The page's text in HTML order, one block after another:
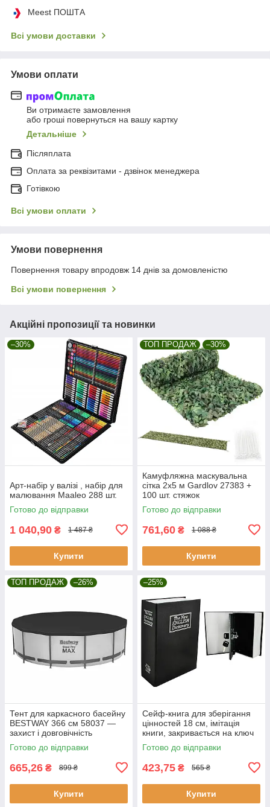
Meest ПОШТА
Всі умови доставки
Умови оплати
Ви отримаєте замовлення
або гроші повернуться на вашу картку
Детальніше
Післяплата
Оплата за реквізитами - дзвінок менеджера
Готівкою
Всі умови оплати
Умови повернення
Повернення товару впродовж 14 днів за домовленістю
Всі умови повернення
Акційні пропозиції та новинки
–30%
Арт-набір у валізі , набір для
малювання Maaleo 288 шт.
Готово до відправки
1 040,90 ₴ 1 487 ₴
Купити
ТОП ПРОДАЖ –30%
Камуфляжна маскувальна
сітка 2x5 м Gardlov 27383 +
100 шт. стяжок
Готово до відправки
761,60 ₴ 1 088 ₴
Купити
ТОП ПРОДАЖ –26%
Тент для каркасного басейну
BESTWAY 366 см 58037 —
захист і довговічність
Готово до відправки
665,26 ₴ 899 ₴
Купити
–25%
Сейф-книга для зберігання
цінностей 18 см, імітація
книги, закривається на ключ
Malatec 6148
Готово до відправки
423,75 ₴ 565 ₴
Купити